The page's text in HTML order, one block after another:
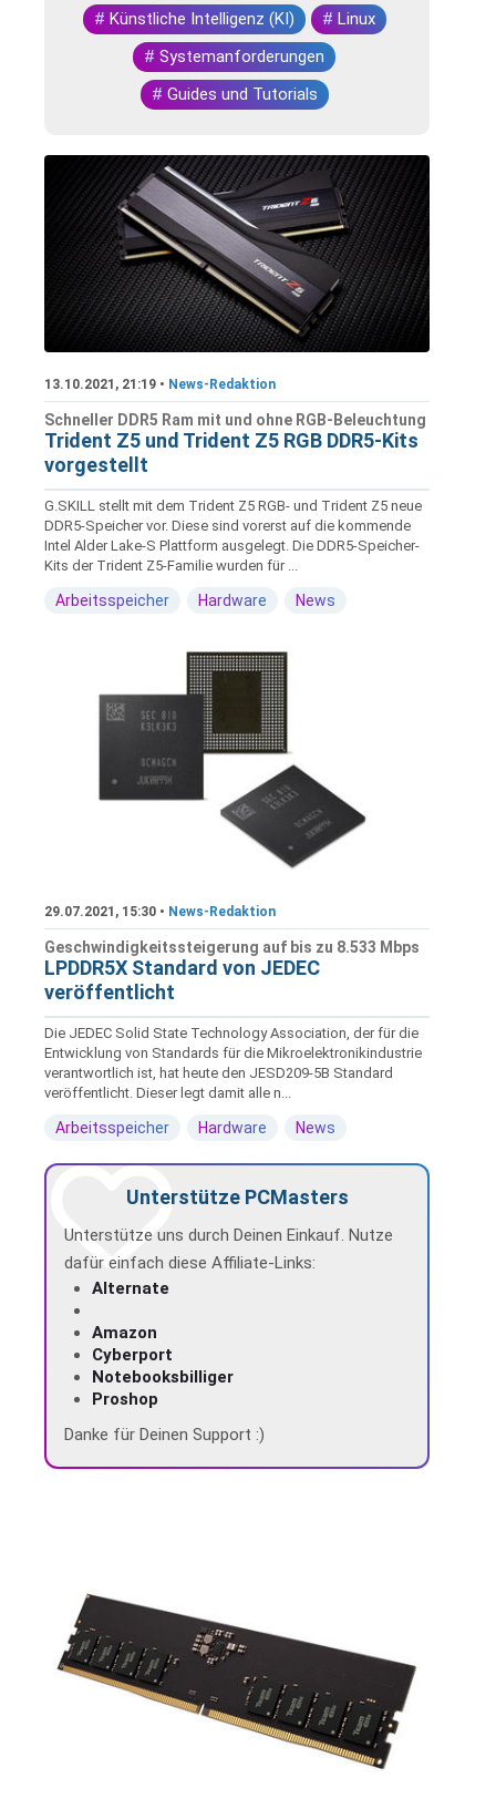
# Künstliche Intelligenz (KI) # Linux
# Systemanforderungen
# Guides und Tutorials
13.10.2021, 21:19 • News-Redaktion
Schneller DDR5 Ram mit und ohne RGB-Beleuchtung
Trident Z5 und Trident Z5 RGB DDR5-Kits
vorgestellt
G.SKILL stellt mit dem Trident Z5 RGB- und Trident Z5 neue
DDR5-Speicher vor. Diese sind vorerst auf die kommende
Intel Alder Lake-S Plattform ausgelegt. Die DDR5-Speicher-
Kits der Trident Z5-Familie wurden für ...
Arbeitsspeicher Hardware News
29.07.2021, 15:30 • News-Redaktion
Geschwindigkeitssteigerung auf bis zu 8.533 Mbps
LPDDR5X Standard von JEDEC
veröffentlicht
Die JEDEC Solid State Technology Association, der für die
Entwicklung von Standards für die Mikroelektronikindustrie
verantwortlich ist, hat heute den JESD209-5B Standard
veröffentlicht. Dieser legt damit alle n...
Arbeitsspeicher Hardware News
Unterstütze PCMasters
Unterstütze uns durch Deinen Einkauf. Nutze
dafür einfach diese Affiliate-Links:
Alternate
Amazon
Cyberport
Notebooksbilliger
Proshop
Danke für Deinen Support :)